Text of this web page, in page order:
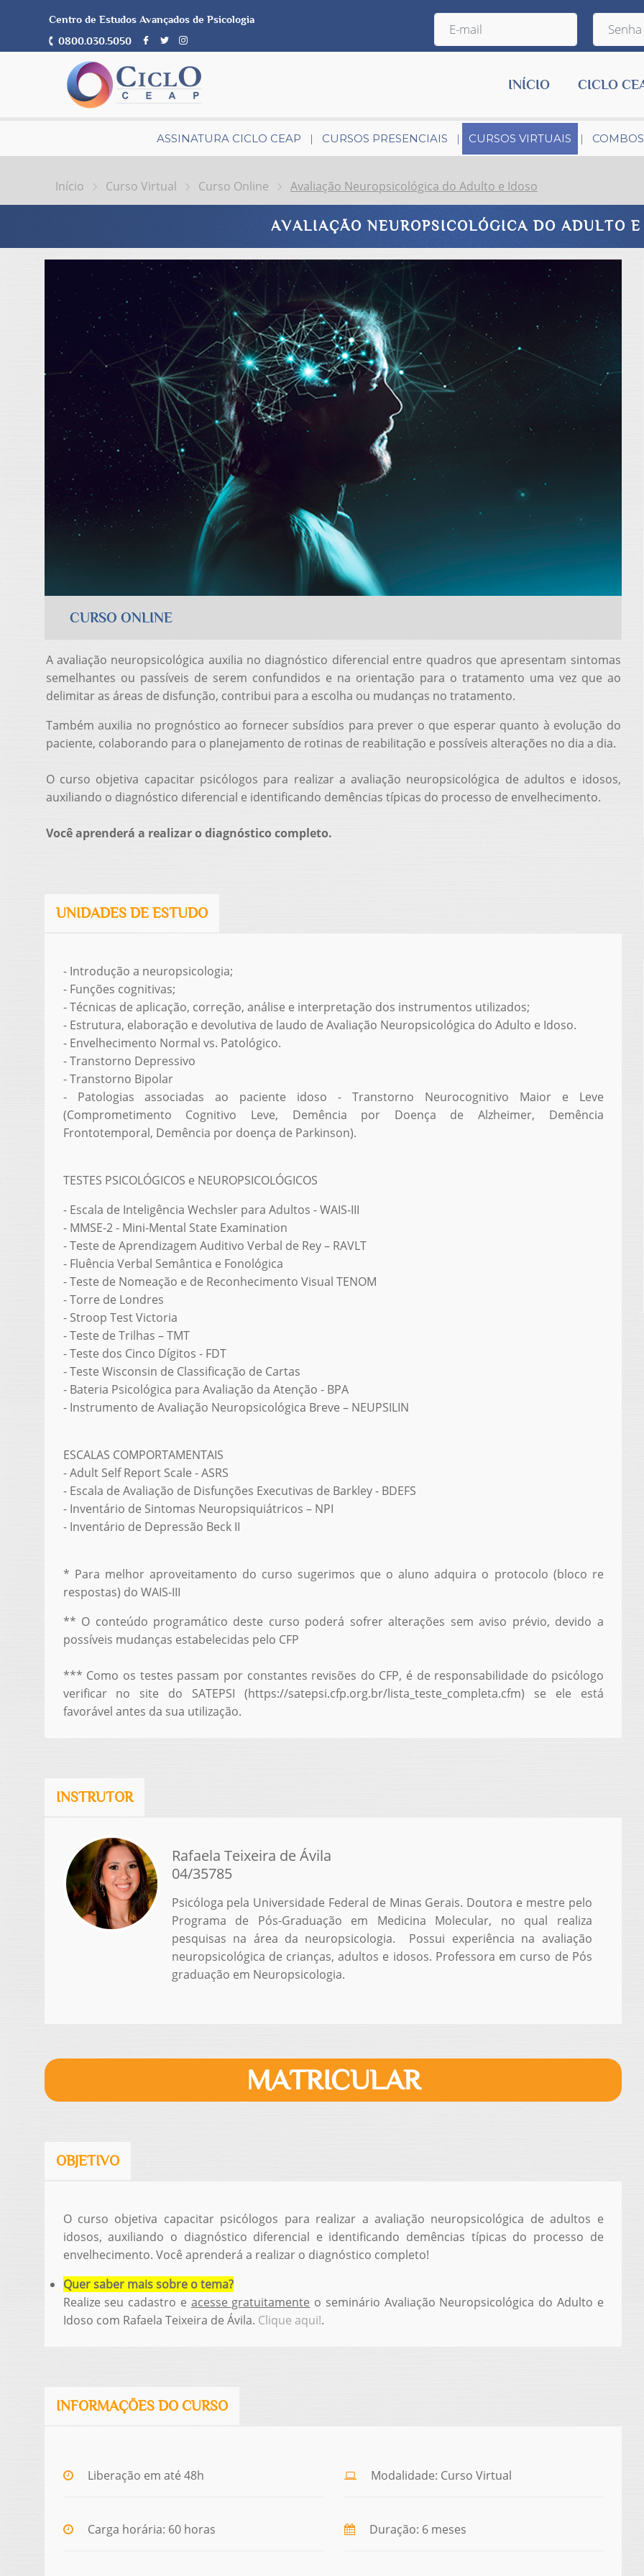
Centro de Estudos Avançados de Psicologia
0800.030.5050
INÍCIO CICLO
ASSINATURA CICLO CEAP CURSOS PRESENCIAIS CURSOS VIRTUAIS
Início Curso Virtual Curso Online Avaliação Neuropsicológica do Adulto e Idoso
AVALIAÇÃO NEUROPSICOLÓGICA DO ADULTO E
CURSO ONLINE
A avaliação neuropsicológica auxilia no diagnóstico diferencial entre quadros que apresentam sintomas
semelhantes ou passíveis de serem confundidos e na orientação para o tratamento uma vez que ao
delimitar as áreas de disfunção, contribui para a escolha ou mudanças no tratamento.
Também auxilia no prognóstico ao fornecer subsídios para prever o que esperar quanto à evolução do
paciente, colaborando para o planejamento de rotinas de reabilitação e possíveis alterações no dia a dia.
O curso objetiva capacitar psicólogos para realizar a avaliação neuropsicológica de adultos e idosos,
auxiliando o diagnóstico diferencial e identificando demências típicas do processo de envelhecimento.
Você aprenderá a realizar o diagnóstico completo.
UNIDADES DE ESTUDO
- Introdução a neuropsicologia;
- Funções cognitivas;
- Técnicas de aplicação, correção, análise e interpretação dos instrumentos utilizados;
- Estrutura, elaboração e devolutiva de laudo de Avaliação Neuropsicológica do Adulto e Idoso.
- Envelhecimento Normal vs. Patológico.
- Transtorno Depressivo
- Transtorno Bipolar
- Patologias associadas ao paciente idoso - Transtorno Neurocognitivo Maior e Leve
(Comprometimento Cognitivo Leve, Demência por Doença de Alzheimer, Demência
Frontotemporal, Demência por doença de Parkinson).
TESTES PSICOLÓGICOS e NEUROPSICOLÓGICOS
- Escala de Inteligência Wechsler para Adultos - WAIS-III
- MMSE-2 - Mini-Mental State Examination
- Teste de Aprendizagem Auditivo Verbal de Rey – RAVLT
- Fluência Verbal Semântica e Fonológica
- Teste de Nomeação e de Reconhecimento Visual TENOM
- Torre de Londres
- Stroop Test Victoria
- Teste de Trilhas – TMT
- Teste dos Cinco Dígitos - FDT
- Teste Wisconsin de Classificação de Cartas
- Bateria Psicológica para Avaliação da Atenção - BPA
- Instrumento de Avaliação Neuropsicológica Breve – NEUPSILIN
ESCALAS COMPORTAMENTAIS
- Adult Self Report Scale - ASRS
- Escala de Avaliação de Disfunções Executivas de Barkley - BDEFS
- Inventário de Sintomas Neuropsiquiátricos – NPI
- Inventário de Depressão Beck II
* Para melhor aproveitamento do curso sugerimos que o aluno adquira o protocolo (bloco re
respostas) do WAIS-III
** O conteúdo programático deste curso poderá sofrer alterações sem aviso prévio, devido a
possíveis mudanças estabelecidas pelo CFP
*** Como os testes passam por constantes revisões do CFP, é de responsabilidade do psicólogo
verificar no site do SATEPSI (https://satepsi.cfp.org.br/lista_teste_completa.cfm) se ele está
favorável antes da sua utilização.
INSTRUTOR
Rafaela Teixeira de Ávila
04/35785
Psicóloga pela Universidade Federal de Minas Gerais. Doutora e mestre pelo
Programa de Pós-Graduação em Medicina Molecular, no qual realiza
pesquisas na área da neuropsicologia. Possui experiência na avaliação
neuropsicológica de crianças, adultos e idosos. Professora em curso de Pós
graduação em Neuropsicologia.
MATRICULAR
OBJETIVO
O curso objetiva capacitar psicólogos para realizar a avaliação neuropsicológica de adultos e
idosos, auxiliando o diagnóstico diferencial e identificando demências típicas do processo de
envelhecimento. Você aprenderá a realizar o diagnóstico completo!
Quer saber mais sobre o tema?
Realize seu cadastro e acesse gratuitamente o seminário Avaliação Neuropsicológica do Adulto e
Idoso com Rafaela Teixeira de Ávila. Clique aqui!.
INFORMAÇÕES DO CURSO
Liberação em até 48h Modalidade: Curso Virtual
Carga horária: 60 horas Duração: 6 meses